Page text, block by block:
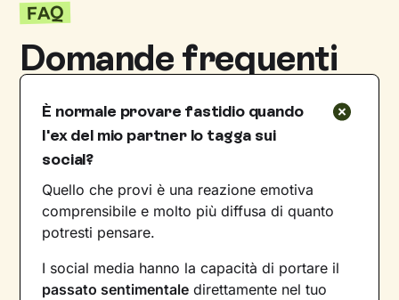
FAQ
Domande frequenti
È normale provare fastidio quando
l'ex del mio partner lo tagga sui
social?
Quello che provi è una reazione emotiva
comprensibile e molto più diffusa di quanto
potresti pensare.
I social media hanno la capacità di portare il
passato sentimentale direttamente nel tuo